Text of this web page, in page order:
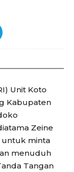
Unit Koto
Kabupaten
Zeine
untuk minta
menuduh
Tangan